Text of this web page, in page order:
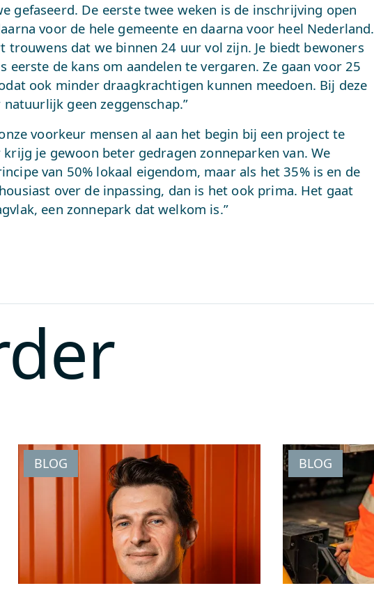
gefaseerd. De eerste twee weken is de inschrijving open
voor de hele gemeente en daarna voor heel Nederland.
trouwens dat we binnen 24 uur vol zijn. Je biedt bewoners
eerste de kans om aandelen te vergaren. Ze gaan voor 25
ook minder draagkrachtigen kunnen meedoen. Bij deze
geen zeggenschap.”
voorkeur mensen al aan het begin bij een project te
je gewoon beter gedragen zonneparken van. We
van 50% lokaal eigendom, maar als het 35% is en de
over de inpassing, dan is het ook prima. Het gaat
een zonnepark dat welkom is.”
BLOG BLOG